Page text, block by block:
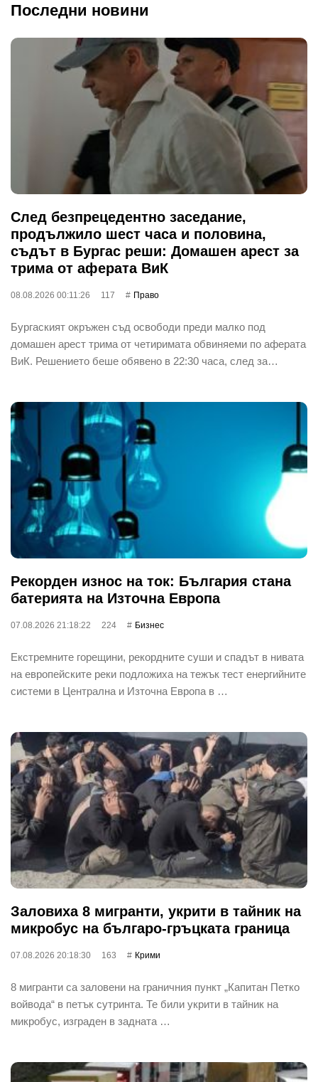
Последни новини
След безпрецедентно заседание,
продължило шест часа и половина,
съдът в Бургас реши: Домашен арест за
трима от аферата ВиК
08.08.2026 00:11:26 117 Право
Бургаският окръжен съд освободи преди малко под
домашен арест трима от четиримата обвиняеми по аферата
ВиК. Решението беше обявено в 22:30 часа, след за…
Рекорден износ на ток: България стана
батерията на Източна Европа
07.08.2026 21:18:22 224 Бизнес
Екстремните горещини, рекордните суши и спадът в нивата
на европейските реки подложиха на тежък тест енергийните
системи в Централна и Източна Европа в …
Заловиха 8 мигранти, укрити в тайник на
микробус на българо-гръцката граница
07.08.2026 20:18:30 163 Крими
8 мигранти са заловени на граничния пункт „Капитан Петко
войвода“ в петък сутринта. Те били укрити в тайник на
микробус, изграден в задната …